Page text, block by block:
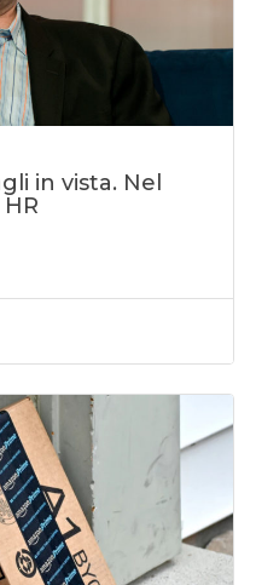
in vista. Nel